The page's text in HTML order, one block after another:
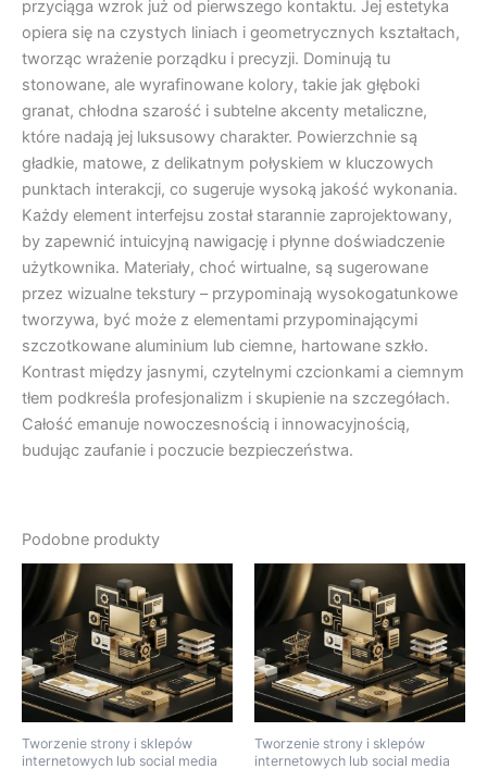
przyciąga wzrok już od pierwszego kontaktu. Jej estetyka
opiera się na czystych liniach i geometrycznych kształtach,
tworząc wrażenie porządku i precyzji. Dominują tu
stonowane, ale wyrafinowane kolory, takie jak głęboki
granat, chłodna szarość i subtelne akcenty metaliczne,
które nadają jej luksusowy charakter. Powierzchnie są
gładkie, matowe, z delikatnym połyskiem w kluczowych
punktach interakcji, co sugeruje wysoką jakość wykonania.
Każdy element interfejsu został starannie zaprojektowany,
by zapewnić intuicyjną nawigację i płynne doświadczenie
użytkownika. Materiały, choć wirtualne, są sugerowane
przez wizualne tekstury – przypominają wysokogatunkowe
tworzywa, być może z elementami przypominającymi
szczotkowane aluminium lub ciemne, hartowane szkło.
Kontrast między jasnymi, czytelnymi czcionkami a ciemnym
tłem podkreśla profesjonalizm i skupienie na szczegółach.
Całość emanuje nowoczesnością i innowacyjnością,
budując zaufanie i poczucie bezpieczeństwa.
Podobne produkty
Tworzenie strony i sklepów
internetowych lub social media
Tworzenie strony i sklepów
internetowych lub social media